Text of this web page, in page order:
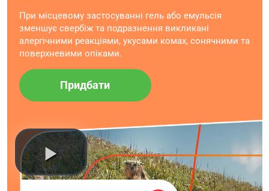
При місцевому застосуванні гель або емульсія
зменшує свербіж та подразнення викликані
алергічними реакціями, укусами комах, сонячними та
поверхневими опіками.
Придбати